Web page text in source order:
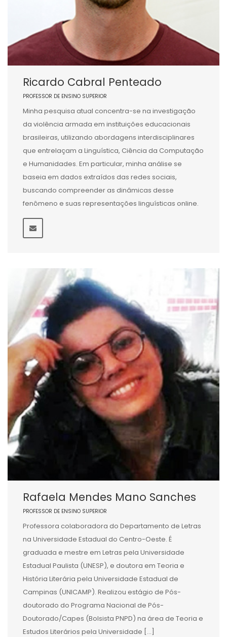
Ricardo Cabral Penteado
PROFESSOR DE ENSINO SUPERIOR
Minha pesquisa atual concentra-se na investigação
da violência armada em instituições educacionais
brasileiras, utilizando abordagens interdisciplinares
que entrelaçam a Linguística, Ciência da Computação
e Humanidades. Em particular, minha análise se
baseia em dados extraídos das redes sociais,
buscando compreender as dinâmicas desse
fenômeno e suas representações linguísticas online.
Rafaela Mendes Mano Sanches
PROFESSOR DE ENSINO SUPERIOR
Professora colaboradora do Departamento de Letras
na Universidade Estadual do Centro-Oeste. É
graduada e mestre em Letras pela Universidade
Estadual Paulista (UNESP), e doutora em Teoria e
História Literária pela Universidade Estadual de
Campinas (UNICAMP). Realizou estágio de Pós-
doutorado do Programa Nacional de Pós-
Doutorado/Capes (Bolsista PNPD) na área de Teoria e
Estudos Literários pela Universidade […]